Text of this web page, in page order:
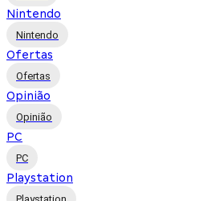
Nintendo
Nintendo
Ofertas
Ofertas
Opinião
Opinião
PC
PC
Playstation
Playstation